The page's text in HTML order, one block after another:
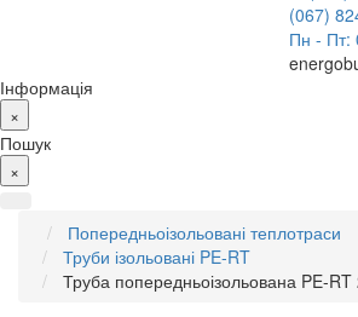
(067)
Пн - Пт:
Інформація
×
Пошук
×
Попередньоізольовані теплотраси
Труби ізольовані PE-RT
Труба попередньоізольована PE-